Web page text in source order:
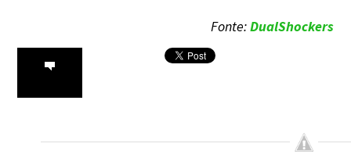
Fonte:DualShockers